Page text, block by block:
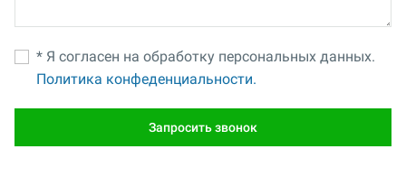
* Я согласен на обработку персональных данных.
Политика конфеденциальности.
Запросить звонок